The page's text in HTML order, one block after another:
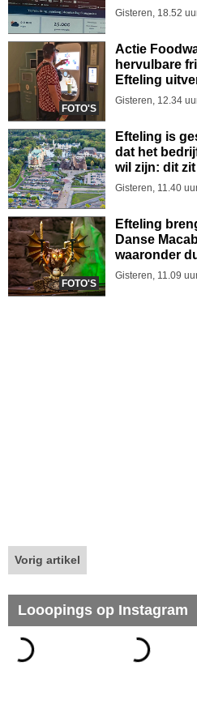
Gisteren, 18.52
FOTO'S
Actie
hervulbare
Efteling
Gisteren, 12.34
Efteling is
dat het
wil zijn: dit
Gisteren, 11.40
FOTO'S
Efteling
Danse
waaronder
Gisteren, 11.09
Vorig artikel
Looopings op Instagram